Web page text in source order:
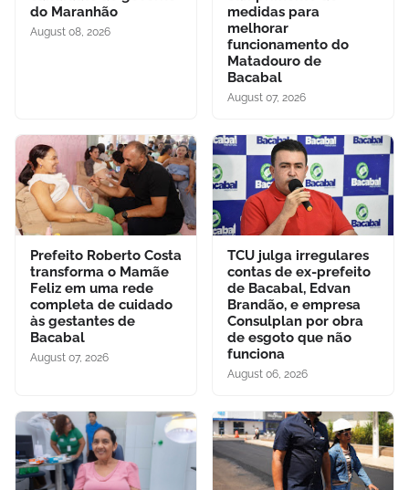
do Maranhão
August 08, 2026
medidas para
melhorar
funcionamento do
Matadouro de
Bacabal
August 07, 2026
Prefeito Roberto Costa
transforma o Mamãe
Feliz em uma rede
completa de cuidado
às gestantes de
Bacabal
August 07, 2026
TCU julga irregulares
contas de ex-prefeito
de Bacabal, Edvan
Brandão, e empresa
Consulplan por obra
de esgoto que não
funciona
August 06, 2026